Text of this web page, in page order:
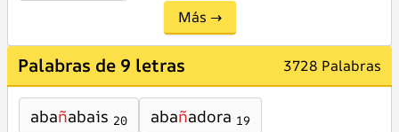
Más →
Palabras de 9 letras 3728 Palabras
abañabais 20 abañadora 19